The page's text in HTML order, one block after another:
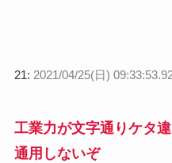
21: 2021/04/25(日)
工業力が文字通りケタ
通用しないぞ